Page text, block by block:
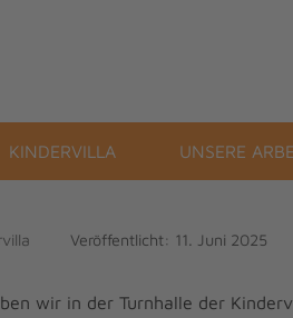
KINDERVILLA UNSERE
Veröffentlicht: 11. Juni 2025
wir in der Turnhalle der